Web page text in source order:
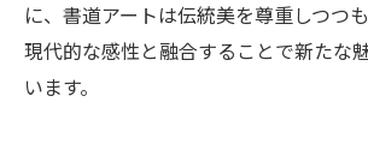
初心者におすすめの書道アー
に、書道アートは伝統美を尊重しつつ
現代的な感性と融合することで新たな
います。